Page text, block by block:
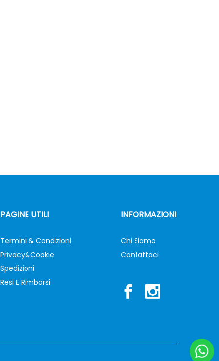
PAGINE UTILI
Termini & Condizioni
Privacy&Cookie
Spedizioni
Resi E Rimborsi
INFORMAZIONI
Chi Siamo
Contattaci